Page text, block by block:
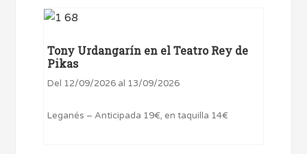
Tony Urdangarín en el Teatro Rey de
Pikas
Del 12/09/2026 al 13/09/2026
Leganés – Anticipada 19€, en taquilla 14€